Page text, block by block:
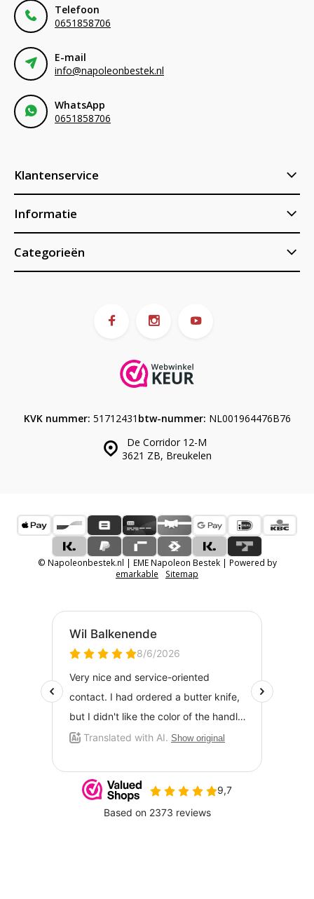
Telefoon
0651858706
E-mail
info@napoleonbestek.nl
WhatsApp
0651858706
Klantenservice
Informatie
Categorieën
De Corridor 12-M
3621 ZB, Breukelen
KVK nummer: 51712431 btw-nummer: NL001964476B76
© Napoleonbestek.nl | EME Napoleon Bestek | Powered by
emarkable
Sitemap